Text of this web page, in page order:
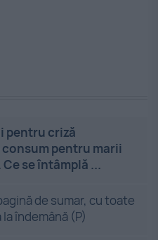
pentru criză
pentru marii
se întâmplă ...
de sumar, cu toate
îndemână (P)